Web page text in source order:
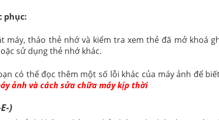
phục:
máy, tháo thẻ nhớ và kiểm tra xem thẻ đã mở khoá
sử dụng thẻ nhớ khác.
có thể đọc thêm một số lỗi khác của máy ảnh để
ảnh và cách sửa chữa máy kịp thời
)